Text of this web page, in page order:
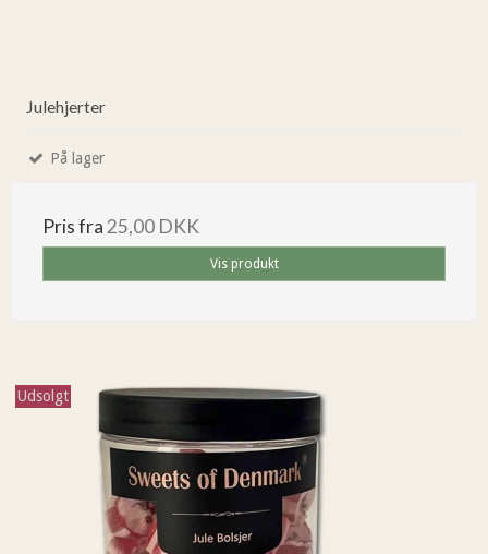
Julehjerter
På lager
Pris fra 25,00 DKK
Vis produkt
Udsolgt